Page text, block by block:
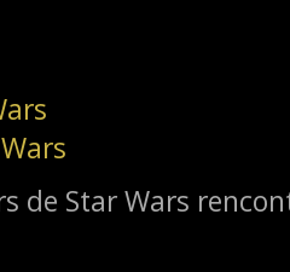
de Star Wars